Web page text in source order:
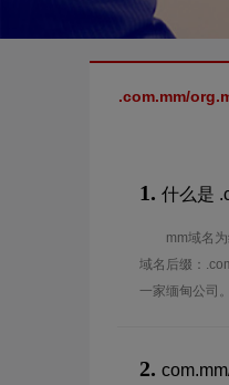
.com.mm/
1. 什么是
mm域名
域名后缀：
一家缅甸公司
2.